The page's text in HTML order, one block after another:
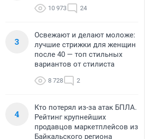
10 973 24
3
Освежают и делают моложе:
лучшие стрижки для женщин
после 40 — топ стильных
вариантов от стилиста
8 728 2
4
Кто потерял из-за атак БПЛА.
Рейтинг крупнейших
продавцов маркетплейсов из
Байкальского региона